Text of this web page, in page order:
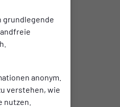
grundlegende
anonym.
verstehen, wie
nutzen.